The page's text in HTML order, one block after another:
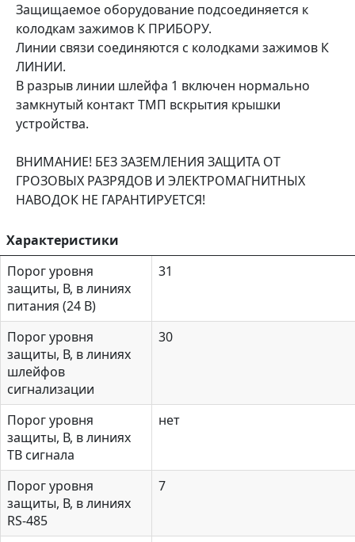
Защищаемое оборудование подсоединяется к
колодкам зажимов К ПРИБОРУ.
Линии связи соединяются с колодками зажимов К
ЛИНИИ.
В разрыв линии шлейфа 1 включен нормально
замкнутый контакт ТМП вскрытия крышки
устройства.
ВНИМАНИЕ! БЕЗ ЗАЗЕМЛЕНИЯ ЗАЩИТА ОТ
ГРОЗОВЫХ РАЗРЯДОВ И ЭЛЕКТРОМАГНИТНЫХ
НАВОДОК НЕ ГАРАНТИРУЕТСЯ!
Характеристики
Порог уровня
защиты, В, в линиях
питания (24 В)
31
Порог уровня
защиты, В, в линиях
шлейфов
сигнализации
30
Порог уровня
защиты, В, в линиях
ТВ сигнала
нет
Порог уровня
защиты, В, в линиях
RS-485
7